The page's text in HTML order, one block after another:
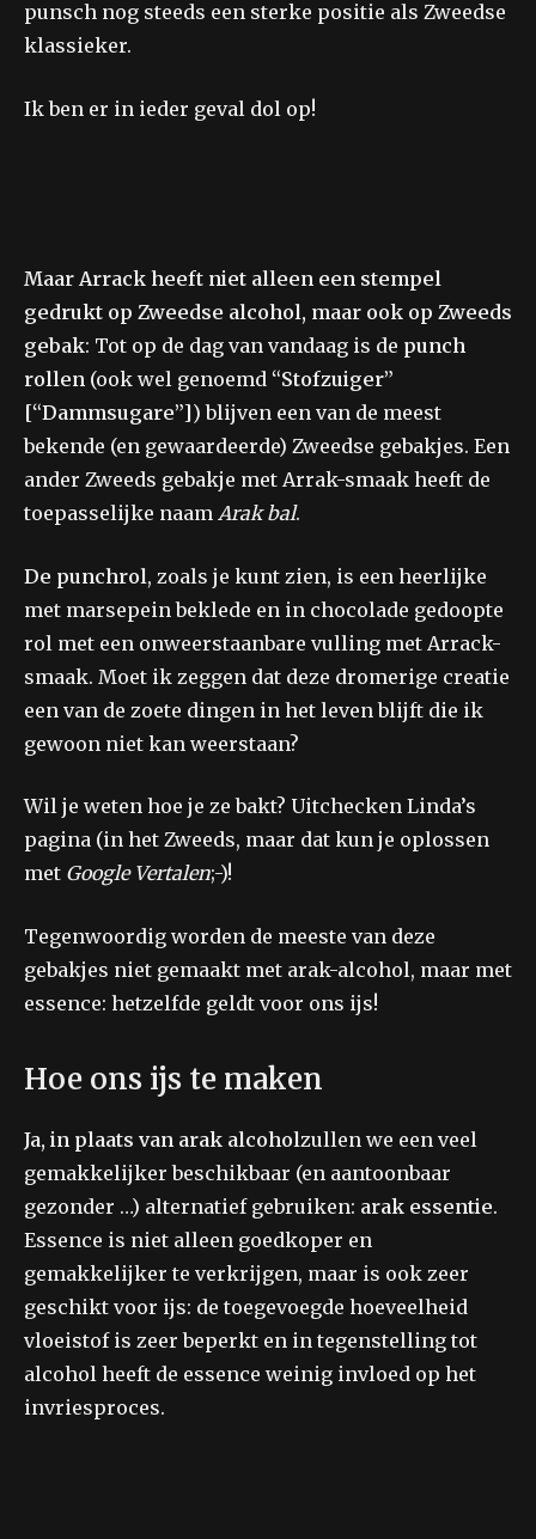
punsch nog steeds een sterke positie als Zweedse
klassieker.
Ik ben er in ieder geval dol op!
Maar Arrack heeft niet alleen een stempel
gedrukt op Zweedse alcohol, maar ook op Zweeds
gebak: Tot op de dag van vandaag is de punch
rollen (ook wel genoemd “Stofzuiger”
[“Dammsugare”]) blijven een van de meest
bekende (en gewaardeerde) Zweedse gebakjes. Een
ander Zweeds gebakje met Arrak-smaak heeft de
toepasselijke naam Arak bal.
De punchrol, zoals je kunt zien, is een heerlijke
met marsepein beklede en in chocolade gedoopte
rol met een onweerstaanbare vulling met Arrack-
smaak. Moet ik zeggen dat deze dromerige creatie
een van de zoete dingen in het leven blijft die ik
gewoon niet kan weerstaan?
Wil je weten hoe je ze bakt? Uitchecken Linda’s
pagina (in het Zweeds, maar dat kun je oplossen
met Google Vertalen;-)!
Tegenwoordig worden de meeste van deze
gebakjes niet gemaakt met arak-alcohol, maar met
essence: hetzelfde geldt voor ons ijs!
Hoe ons ijs te maken
Ja, in plaats van arak alcoholzullen we een veel
gemakkelijker beschikbaar (en aantoonbaar
gezonder …) alternatief gebruiken: arak essentie.
Essence is niet alleen goedkoper en
gemakkelijker te verkrijgen, maar is ook zeer
geschikt voor ijs: de toegevoegde hoeveelheid
vloeistof is zeer beperkt en in tegenstelling tot
alcohol heeft de essence weinig invloed op het
invriesproces.